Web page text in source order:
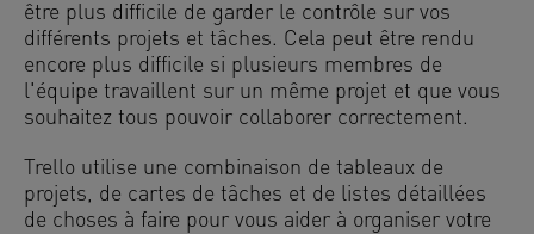
être plus difficile de garder le contrôle sur vos
différents projets et tâches. Cela peut être rendu
encore plus difficile si plusieurs membres de
l'équipe travaillent sur un même projet et que vous
souhaitez tous pouvoir collaborer correctement.
Trello utilise une combinaison de tableaux de
projets, de cartes de tâches et de listes détaillées
de choses à faire pour vous aider à organiser votre